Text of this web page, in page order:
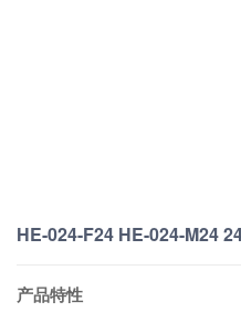
HE-024-F24 HE-024-M24
产品特性